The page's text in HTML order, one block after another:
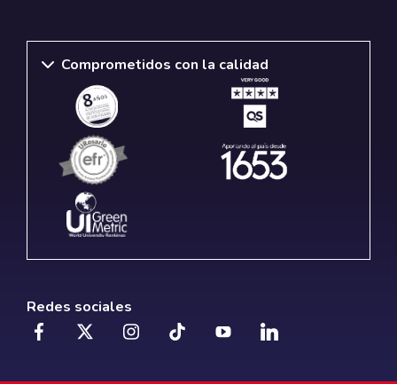
Comprometidos con la calidad
Redes sociales